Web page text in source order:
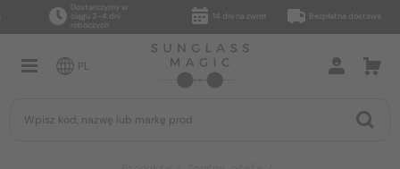
Dostarczymy w
ciągu 2–4 dni
roboczych
14 dni na zwrot Bezpłatna dostawa
PL